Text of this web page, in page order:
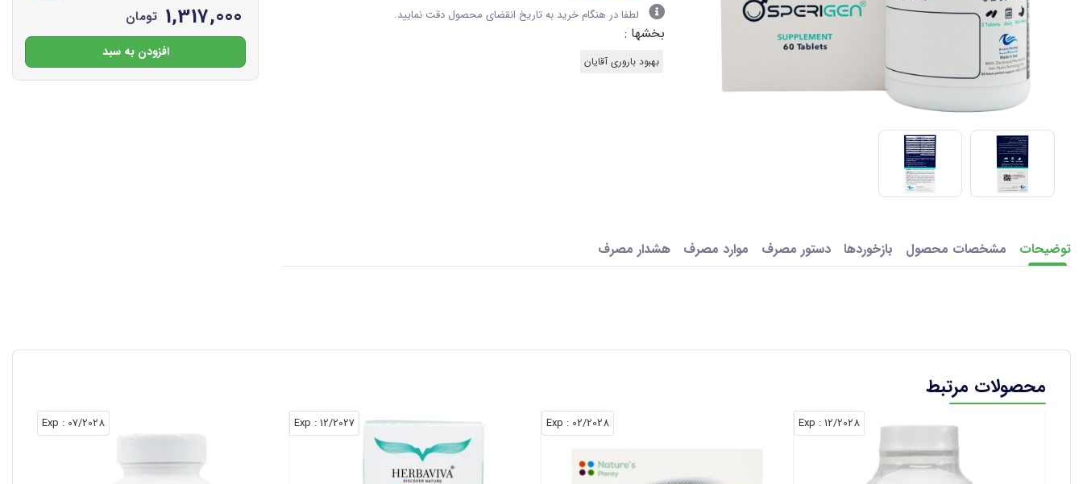
لطفا در هنگام خرید به تاریخ انقضای محصول دقت نمایید.
بخشها :
بهبود باروری آقایان
توضیحات مشخصات محصول بازخوردها دستور مصرف موارد مصرف هشدار مصرف
1,317,000 تومان
افزودن به سبد
محصولات مرتبط
12/2028
: Exp
02/2028
: Exp
12/2027
: Exp
07/2028
: Exp